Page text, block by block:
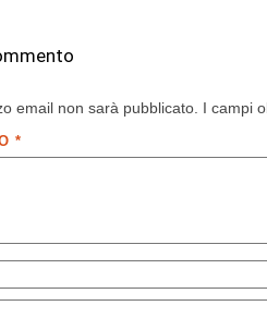
email non sarà pubblicato. I campi
*